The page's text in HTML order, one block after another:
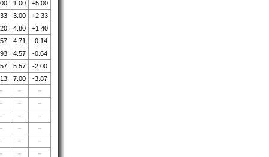
1.00
+5.00
3.00
+2.33
4.80
+1.40
4.71
-0.14
4.57
-0.64
5.57
-2.00
7.00
-3.87
－
－
－
－
－
－
－
－
－
－
－ －